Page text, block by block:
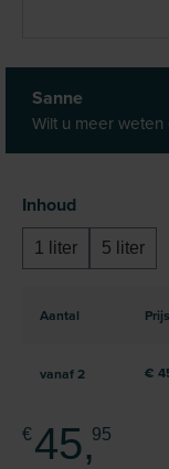
Sanne
Wilt u meer
Aantal
vanaf2 €
€ 45,95
Selecteer
Inhoud
1 liter 5 liter